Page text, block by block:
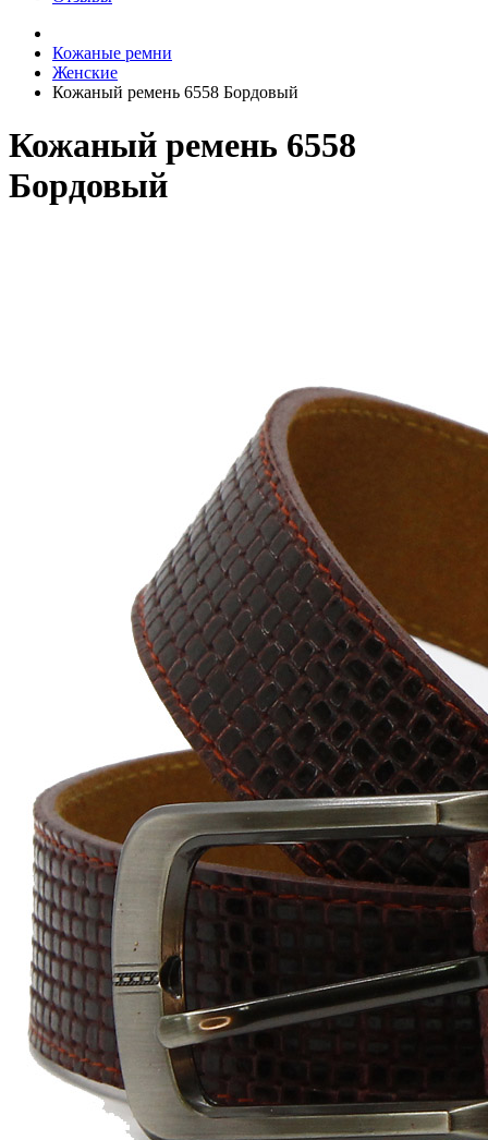
Кожаные ремни
Женские
Кожаный ремень 6558 Бордовый
Кожаный ремень 6558
Бордовый